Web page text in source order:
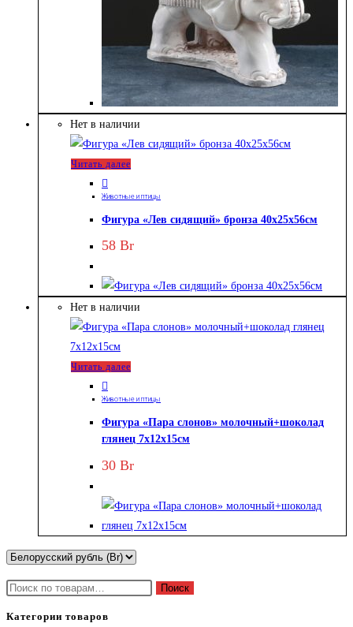
Нет в наличии
Читать далее
Животные и птицы
Фигура «Лев сидящий» бронза 40х25х56см
58 Br
Нет в наличии
Читать далее
Животные и птицы
Фигура «Пара слонов» молочный+шоколад
глянец 7х12х15см
30 Br
Искать: Поиск
Категории товаров